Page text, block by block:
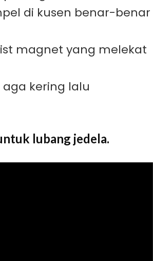
di kusen benar-benar
magnet yang melekat
kering lalu
lubang jedela.